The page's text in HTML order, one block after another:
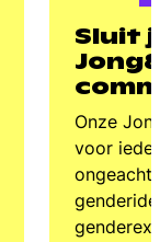
Sluit
Onze
voor
ongeacht